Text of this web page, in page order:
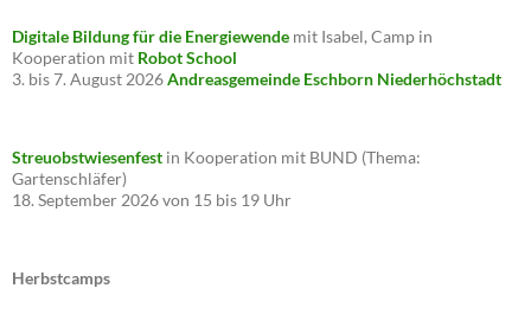
Digitale Bildung für die Energiewende mit Isabel, Camp in
Kooperation mit Robot School
3. bis 7. August 2026Andreasgemeinde Eschborn Niederhöchstadt
Streuobstwiesenfest in Kooperation mit BUND (Thema:
Gartenschläfer)
18. September 2026 von 15 bis 19 Uhr
Herbstcamps